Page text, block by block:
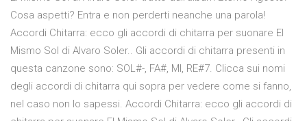
Cosa aspetti? Entra e non perderti neanche una parola!
Accordi Chitarra: ecco gli accordi di chitarra per suonare El
Mismo Sol di Alvaro Soler.. Gli accordi di chitarra presenti in
questa canzone sono: SOL#-, FA#, MI, RE#7. Clicca sui nomi
degli accordi di chitarra qui sopra per vedere come si fanno,
nel caso non lo sapessi. Accordi Chitarra: ecco gli accordi di